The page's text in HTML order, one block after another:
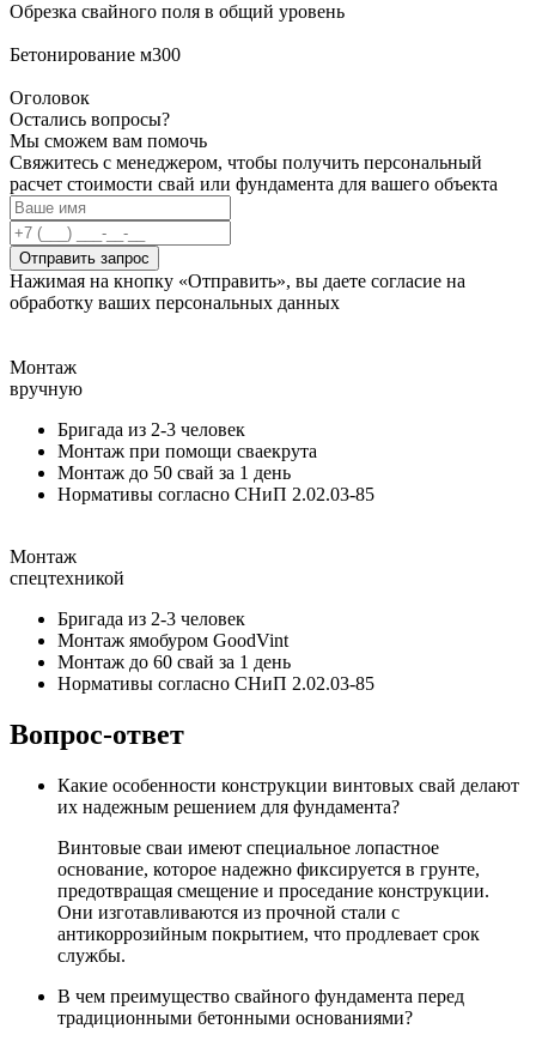
Обрезка свайного поля в общий уровень
Бетонирование м300
Оголовок
Остались вопросы?
Мы сможем вам помочь
Свяжитесь с менеджером, чтобы получить персональный
расчет стоимости свай или фундамента для вашего объекта
Отправить запрос
Нажимая на кнопку «Отправить», вы даете согласие на
обработку ваших персональных данных
Монтаж
вручную
Бригада из 2-3 человек
Монтаж при помощи сваекрута
Монтаж до 50 свай за 1 день
Нормативы согласно СНиП 2.02.03-85
Монтаж
спецтехникой
Бригада из 2-3 человек
Монтаж ямобуром GoodVint
Монтаж до 60 свай за 1 день
Нормативы согласно СНиП 2.02.03-85
Вопрос-ответ
Какие особенности конструкции винтовых свай делают
их надежным решением для фундамента?
Винтовые сваи имеют специальное лопастное
основание, которое надежно фиксируется в грунте,
предотвращая смещение и проседание конструкции.
Они изготавливаются из прочной стали с
антикоррозийным покрытием, что продлевает срок
службы.
В чем преимущество свайного фундамента перед
традиционными бетонными основаниями?